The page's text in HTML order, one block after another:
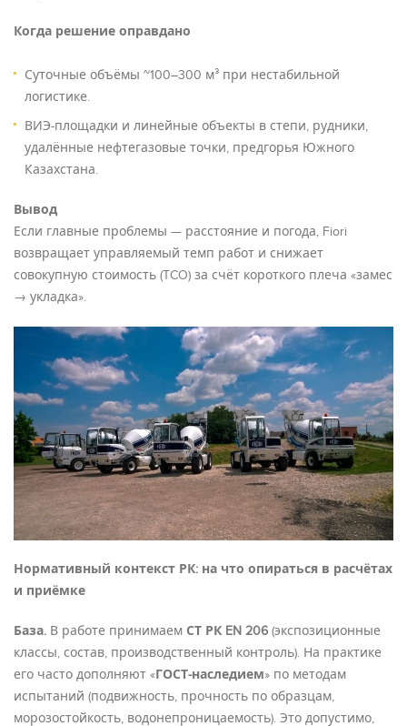
Когда решение оправдано
Суточные объёмы ~100–300 м³ при нестабильной
логистике.
ВИЭ-площадки и линейные объекты в степи, рудники,
удалённые нефтегазовые точки, предгорья Южного
Казахстана.
Вывод
Если главные проблемы — расстояние и погода, Fiori
возвращает управляемый темп работ и снижает
совокупную стоимость (TCO) за счёт короткого плеча «замес
→ укладка».
Нормативный контекст РК: на что опираться в расчётах
и приёмке
База. В работе принимаем СТ РК EN 206 (экспозиционные
классы, состав, производственный контроль). На практике
его часто дополняют «ГОСТ-наследием» по методам
испытаний (подвижность, прочность по образцам,
морозостойкость, водонепроницаемость). Это допустимо,